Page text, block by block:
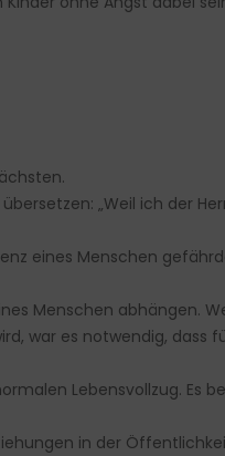
„Weil ich der
eines Menschen
Menschen abhängen.
war es notwendig, dass
Lebensvollzug. Es
in der